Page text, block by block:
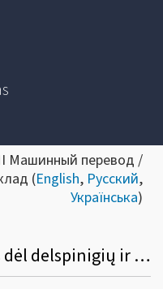
Машинный перевод /
(English, Русский,
Українська)
Informacinis pranešimas dėl delspinigių ir palūkanų dydžio